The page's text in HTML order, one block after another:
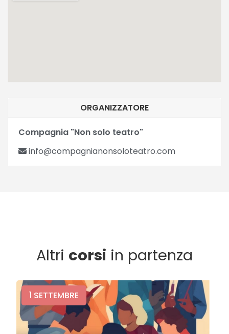
ORGANIZZATORE
Compagnia "Non solo teatro"
info@compagnianonsoloteatro.com
Altri corsi in partenza
1 SETTEMBRE